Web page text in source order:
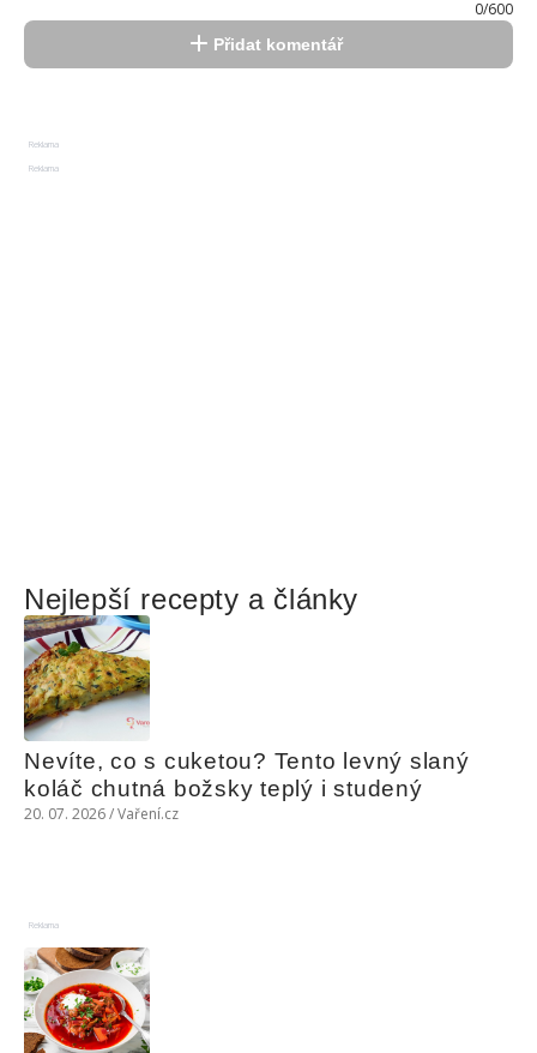
0/600
Přidat komentář
Reklama
Reklama
Nejlepší recepty a články
Nevíte, co s cuketou? Tento levný slaný
koláč chutná božsky teplý i studený
20. 07. 2026 / Vaření.cz
Reklama